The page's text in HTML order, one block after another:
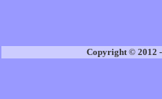
Copyright © 2012